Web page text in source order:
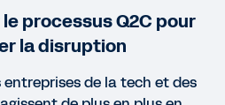
processus Q2C pour
la disruption
entreprises de la tech et des